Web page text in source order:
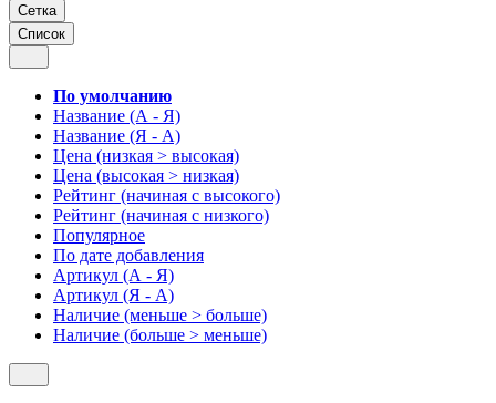
Сетка
Список
По умолчанию
Название (А - Я)
Название (Я - А)
Цена (низкая > высокая)
Цена (высокая > низкая)
Рейтинг (начиная с высокого)
Рейтинг (начиная с низкого)
Популярное
По дате добавления
Артикул (А - Я)
Артикул (Я - А)
Наличие (меньше > больше)
Наличие (больше > меньше)